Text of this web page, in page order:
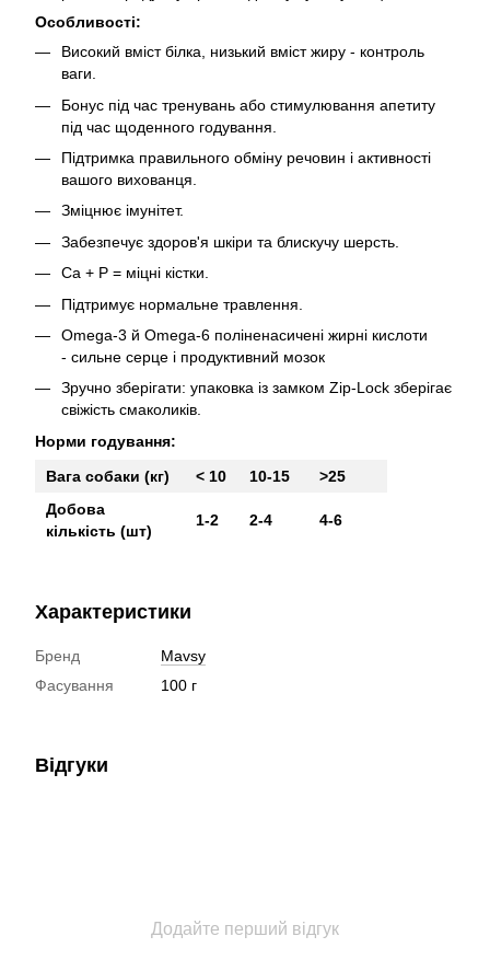
Особливості:
Високий вміст білка, низький вміст жиру - контроль
ваги.
Бонус під час тренувань або стимулювання апетиту
під час щоденного годування.
Підтримка правильного обміну речовин і активності
вашого вихованця.
Зміцнює імунітет.
Забезпечує здоров'я шкіри та блискучу шерсть.
Ca + P = міцні кістки.
Підтримує нормальне травлення.
Omega-3 й Omega-6 поліненасичені жирні кислоти
- сильне серце і продуктивний мозок
Зручно зберігати: упаковка із замком Zір-Lосk зберігає
свіжість смаколиків.
Норми годування:
Вага собаки (кг)
< 10 10-15
>25
Добова
кількість (шт)
1-2 2-4 4-6
Характеристики
Бренд
Mavsy
Фасування
100 г
Відгуки
Додайте перший відгук